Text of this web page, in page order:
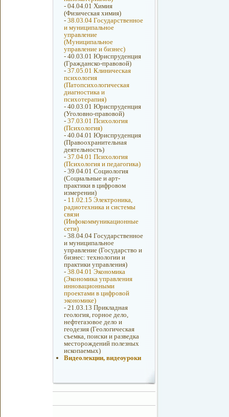
- 04.04.01 Химия
(Физическая химия)
- 38.03.04 Государственное
и муниципальное
управление
(Муниципальное
управление и бизнес)
- 40.03.01 Юриспруденция
(Гражданско-правовой)
- 37.05.01 Клиническая
психология
(Патопсихологическая
диагностика и
психотерапия)
- 40.03.01 Юриспруденция
(Уголовно-правовой)
- 37.03.01 Психология
(Психология)
- 40.04.01 Юриспруденция
(Правоохранительная
деятельность)
- 37.04.01 Психология
(Психология и педагогика)
- 39.04.01 Социология
(Социальные и арт-
практики в цифровом
измерении)
- 11.02.15 Электроника,
радиотехника и системы
связи
(Инфокоммуникационные
сети)
- 38.04.04 Государственное
и муниципальное
управление (Государство и
бизнес: технологии и
практики управления)
- 38.04.01 Экономика
(Экономика управления
инновационными
проектами в цифровой
экономике)
- 21.03.13 Прикладная
геология, горное дело,
нефтегазовое дело и
геодезия (Геологическая
съемка, поиски и разведка
месторождений полезных
ископаемых)
Видеолекции, видеоуроки